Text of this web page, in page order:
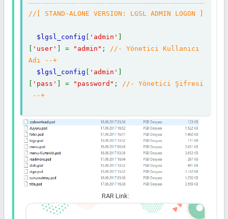
//[ STAND-ALONE VERSION: LGSL ADMIN LOGON ]
$lgsl_config 'admin'
'user' ] = "admin" ;
//- Yönetici Kullanıcı
Adı --+
$lgsl_config
'admin'
'pass' ] = "password" ;
//- Yönetici Şifresi
--+
//[ DATABASE SETTINGS: FOR STAND-
ALONE OR TO OVERRIDE CMS DEFAULTS ]
$lgsl_config 'db']
['server' "localhost"
$lgsl_config
'db']
'user'
//- Kullanıcı Adı --+
'db']
'pass'] //- Kullanıcı Şifresi
RAR Link: